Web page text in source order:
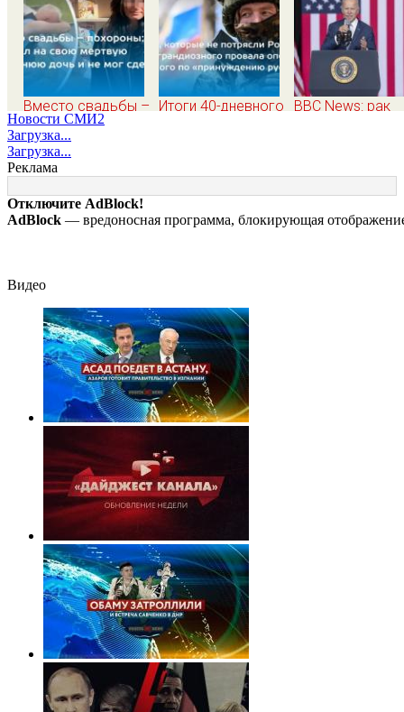
Вместо свадьбы –
похороны: отец
смотрел на свою
мертвую 16-
летнюю дочь и не
мог сдержать
слезы
Итоги 40-дневного
Россия, полный
разбор провала
операции Украины
BBC News: рак
на его кости и
органы
Новости СМИ2
Загрузка...
Загрузка...
Реклама
Отключите AdBlock!
AdBlock — вредоносная программа, блокирующая
Видео